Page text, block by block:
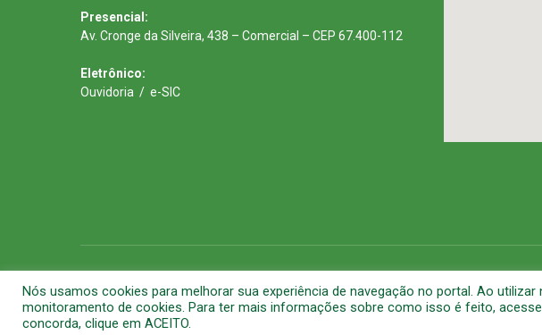
Presencial:
Av. Cronge da Silveira, 438 – Comercial – CEP 67.400-112
Eletrônico:
Ouvidoria / e-SIC
Nós usamos cookies para melhorar sua experiência de navegação no portal. Ao
monitoramento de cookies. Para ter mais informações sobre como isso é feito,
concorda, clique em ACEITO.